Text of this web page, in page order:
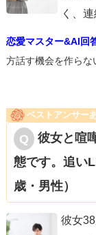
く、
恋愛マスター&AI回
方話す機会を作ら
ベストアンサー
彼女と喧
態です。追い
歳・男性）
彼女